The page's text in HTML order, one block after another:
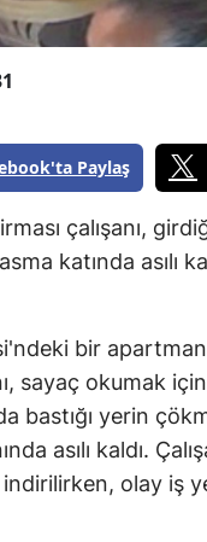
Paylaş
çalışanı,
katında asılı
bir
sayaç okumak
bastığı yerin
asılı kaldı.
indirilirken, olay iş